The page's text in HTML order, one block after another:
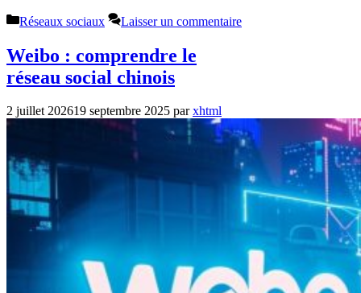
Catégories
Réseaux sociaux Laisser un commentaire
Weibo : comprendre le
réseau social chinois
2 juillet 202619 septembre 2025 parxhtml